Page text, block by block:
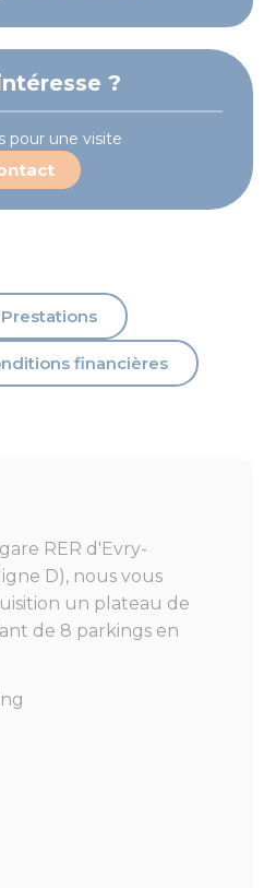
?
pour une visite
Prestations
financières
RER d'Evry-
D), nous vous
un plateau de
de 8 parkings en